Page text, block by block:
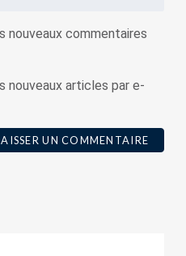
nouveaux commentaires
nouveaux articles par e-